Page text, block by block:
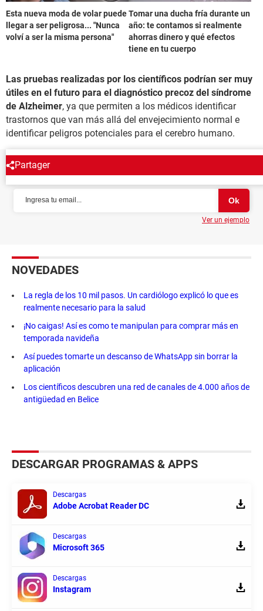
Esta nueva moda de volar puede
llegar a ser peligrosa... "Nunca
volví a ser la misma persona"
Tomar una ducha fría durante un
año: te contamos si realmente
ahorras dinero y qué efectos
tiene en tu cuerpo
Las pruebas realizadas por los científicos podrían ser muy
útiles en el futuro para el diagnóstico precoz del síndrome
de Alzheimer, ya que permiten a los médicos identificar
trastornos que van más allá del envejecimiento normal e
identificar peligros potenciales para el cerebro humano.
Partager
NEWSLETTER
Ver un ejemplo
NOVEDADES
La regla de los 10 mil pasos. Un cardiólogo explicó lo que es
realmente necesario para la salud
¡No caigas! Así es como te manipulan para comprar más en
temporada navideña
Así puedes tomarte un descanso de WhatsApp sin borrar la
aplicación
Los científicos descubren una red de canales de 4.000 años de
antigüedad en Belice
DESCARGAR PROGRAMAS & APPS
Descargas
Adobe Acrobat Reader DC
Descargas
Microsoft 365
Descargas
Instagram